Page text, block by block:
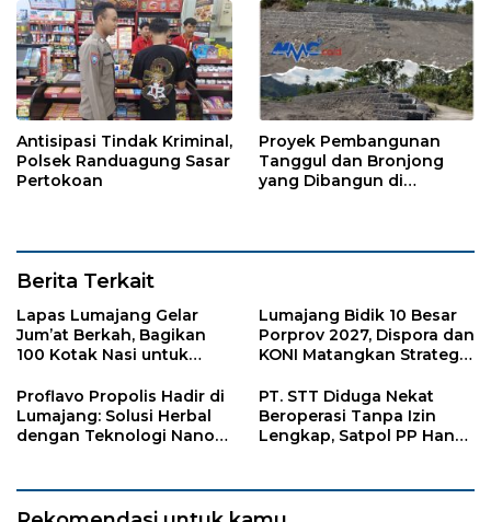
Antisipasi Tindak Kriminal,
Polsek Randuagung Sasar
Pertokoan
Proyek Pembangunan
Tanggul dan Bronjong
yang Dibangun di
Berita Terkait
Lapas Lumajang Gelar
Jum’at Berkah, Bagikan
100 Kotak Nasi untuk
Lumajang Bidik 10 Besar
Porprov 2027, Dispora dan
KONI Matangkan Strategi
Proflavo Propolis Hadir di
Lumajang: Solusi Herbal
dengan Teknologi Nano
PT. STT Diduga Nekat
Beroperasi Tanpa Izin
Lengkap, Satpol PP Hanya